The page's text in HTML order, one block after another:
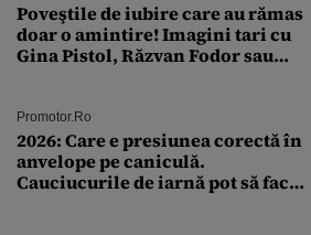
Poveştile de iubire care au rămas
doar o amintire! Imagini tari cu
Gina Pistol, Răzvan Fodor sau
Promotor.ro
2026: Care e presiunea corectă în
anvelope pe caniculă.
Cauciucurile de iarnă pot să facă